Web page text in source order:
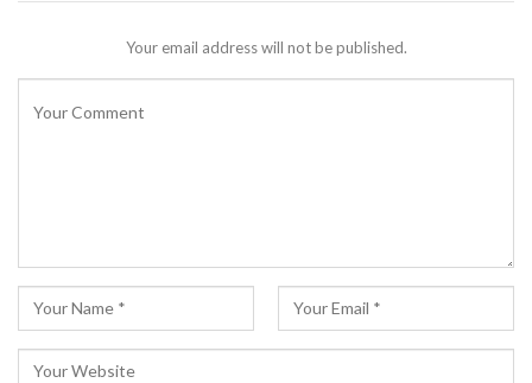
Your email address will not be published.